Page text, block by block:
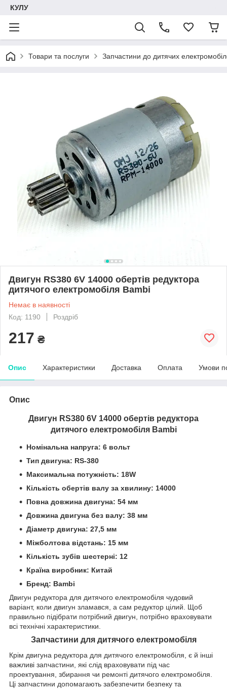
КУЛУ
Товари та послуги Запчастини до дитячих
Двигун RS380 6V 14000 обертів редуктора
дитячого електромобіля Bambi
Немає в наявності
Код: 1190
Роздріб
217 ₴
Опис Характеристики Доставка Оплата Умови
Опис
Двигун RS380 6V 14000 обертів редуктора
дитячого електромобіля Bambi
Номінальна напруга: 6 вольт
Тип двигуна: RS-380
Максимальна потужність: 18W
Кількість обертів валу за хвилину: 14000
Повна довжина двигуна: 54 мм
Довжина двигуна без валу: 38 мм
Діаметр двигуна: 27,5 мм
Міжболтова відстань: 15 мм
Кількість зубів шестерні: 12
Країна виробник: Китай
Бренд: Bambi
Двигун редуктора для дитячого електромобіля чудовий
варіант, коли двигун зламався, а сам редуктор цілий. Щоб
правильно підібрати потрібний двигун, потрібно враховувати
всі технічні характеристики.
Запчастини для дитячого електромобіля
Крім двигуна редуктора для дитячого електромобіля, є й інші
важливі запчастини, які слід враховувати під час
проектування, збирання чи ремонті дитячого електромобіля.
Ці запчастини допомагають забезпечити безпеку та